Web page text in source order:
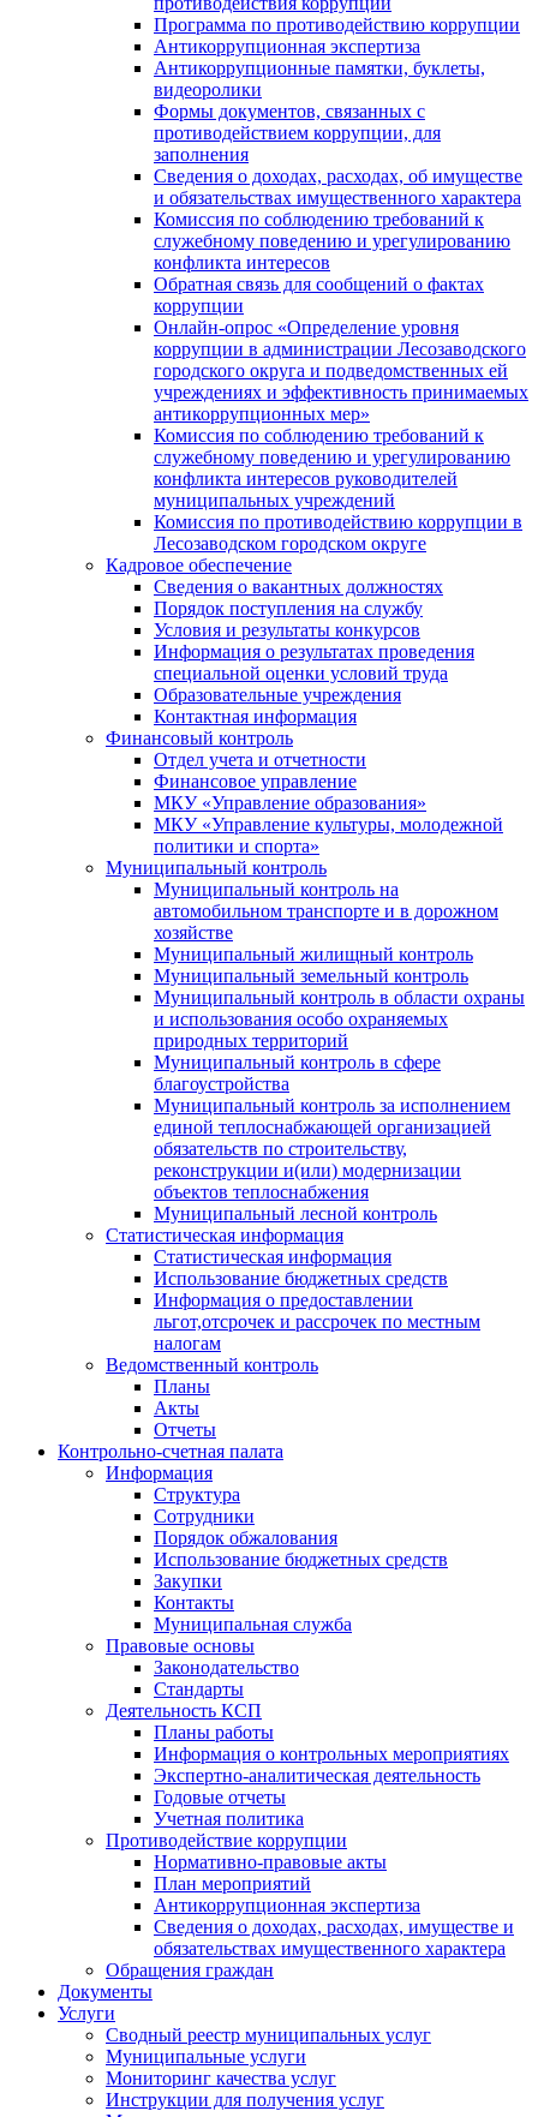
Программа по противодействию коррупции
Антикоррупционная экспертиза
Антикоррупционные памятки, буклеты,
видеоролики
Формы документов, связанных с
противодействием коррупции, для
заполнения
Сведения о доходах, расходах, об имуществе
и обязательствах имущественного характера
Комиссия по соблюдению требований к
служебному поведению и урегулированию
конфликта интересов
Обратная связь для сообщений о фактах
коррупции
Онлайн-опрос «Определение уровня
коррупции в администрации Лесозаводского
городского округа и подведомственных ей
учреждениях и эффективность принимаемых
антикоррупционных мер»
Комиссия по соблюдению требований к
служебному поведению и урегулированию
конфликта интересов руководителей
муниципальных учреждений
Комиссия по противодействию коррупции в
Лесозаводском городском округе
Кадровое обеспечение
Сведения о вакантных должностях
Порядок поступления на службу
Условия и результаты конкурсов
Информация о результатах проведения
специальной оценки условий труда
Образовательные учреждения
Контактная информация
Финансовый контроль
Отдел учета и отчетности
Финансовое управление
МКУ «Управление образования»
МКУ «Управление культуры, молодежной
политики и спорта»
Муниципальный контроль
Муниципальный контроль на
автомобильном транспорте и в дорожном
хозяйстве
Муниципальный жилищный контроль
Муниципальный земельный контроль
Муниципальный контроль в области охраны
и использования особо охраняемых
природных территорий
Муниципальный контроль в сфере
благоустройства
Муниципальный контроль за исполнением
единой теплоснабжающей организацией
обязательств по строительству,
реконструкции и(или) модернизации
объектов теплоснабжения
Муниципальный лесной контроль
Статистическая информация
Статистическая информация
Использование бюджетных средств
Информация о предоставлении
льгот,отсрочек и рассрочек по местным
налогам
Ведомственный контроль
Планы
Акты
Отчеты
Контрольно-счетная палата
Информация
Структура
Сотрудники
Порядок обжалования
Использование бюджетных средств
Закупки
Контакты
Муниципальная служба
Правовые основы
Законодательство
Стандарты
Деятельность КСП
Планы работы
Информация о контрольных мероприятиях
Экспертно-аналитическая деятельность
Годовые отчеты
Учетная политика
Противодействие коррупции
Нормативно-правовые акты
План мероприятий
Антикоррупционная экспертиза
Сведения о доходах, расходах, имуществе и
обязательствах имущественного характера
Обращения граждан
Документы
Услуги
Сводный реестр муниципальных услуг
Муниципальные услуги
Мониторинг качества услуг
Инструкции для получения услуг